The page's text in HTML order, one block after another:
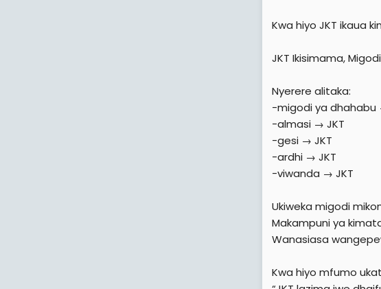
Kwa hiyo JKT ikaua
JKT Ikisimama,
Nyerere alitaka:
-migodi ya dhahabu
-almasi → JKT
-gesi → JKT
-ardhi → JKT
-viwanda → JKT
Ukiweka migodi
Makampuni ya
Wanasiasa
Kwa hiyo mfumo